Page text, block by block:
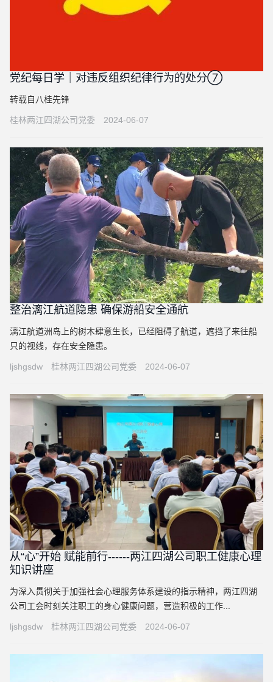
党纪每日学｜对违反组织纪律行为的处分⑦
转载自八桂先锋
桂林两江四湖公司党委 2024-06-07
整治漓江航道隐患 确保游船安全通航
漓江航道洲岛上的树木肆意生长，已经阻碍了航道，遮挡了来往船
只的视线，存在安全隐患。
ljshgsdw 桂林两江四湖公司党委 2024-06-07
从“心”开始 赋能前行------两江四湖公司职工健康心理
知识讲座
为深入贯彻关于加强社会心理服务体系建设的指示精神，两江四湖
公司工会时刻关注职工的身心健康问题，营造积极的工作...
ljshgsdw 桂林两江四湖公司党委 2024-06-07